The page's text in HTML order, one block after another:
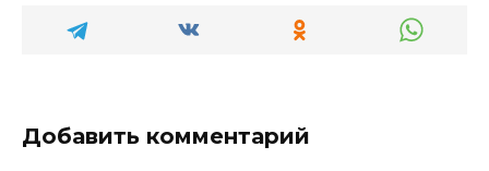
Добавить комментарий